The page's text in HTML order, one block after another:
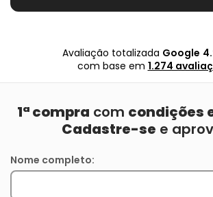
Avaliação totalizada Google
com base em 1.274